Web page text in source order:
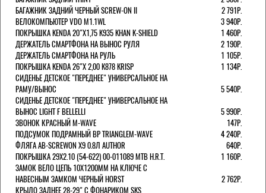
БАГАЖНИК ЗАДНИЙ ЧЕРНЫЙ SCREW-ON II
2 791Р.
ВЕЛОКОМПЬЮТЕР VDO M1.1WL
3 940Р.
ПОКРЫШКА KENDA 20"Х1,75 K935 KHAN K-SHIELD
1 460Р.
ДЕРЖАТЕЛЬ СМАРТФОНА НА ВЫНОС РУЛЯ
2 190Р.
ДЕРЖАТЕЛЬ СМАРТФОНА НА РУЛЬ
1 105Р.
ПОКРЫШКА KENDA 26"Х 2,00 K878 KRISP
1 134Р.
СИДЕНЬЕ ДЕТСКОЕ "ПЕРЕДНЕЕ" УНИВЕРСАЛЬНОЕ НА
РАМУ/ВЫНОС
5 540Р.
СИДЕНЬЕ ДЕТСКОЕ "ПЕРЕДНЕЕ" УНИВЕРСАЛЬНОЕ НА
ВЫНОС LIGHT F BELLELLI
5 990Р.
ЗВОНОК КРАСНЫЙ M-WAVE
147Р.
ПОДСУМОК ПОДРАМНЫЙ BP TRIANGLEM-WAVE
4 240Р.
ФЛЯГА AB-SCREWON X9 0.8Л AUTHOR
640Р.
ПОКРЫШКА 29X2.10 (54-622) 00-011089 MTB H.R.T.
1 160Р.
ЗАМОК ВЕЛО ЦЕПЬ 10Х1200ММ НА КЛЮЧЕ С
НАВЕСНЫМ ЗАМКОМ ЧЕРНЫЙ HORST
2 762Р.
КРЫЛО ЗАДНЕЕ 28-29" С ФОНАРИКОМ SKS